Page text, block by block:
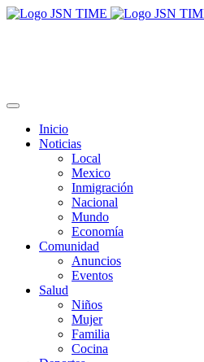
Inicio
Noticias
Local
Mexico
Inmigración
Nacional
Mundo
Economía
Comunidad
Anuncios
Eventos
Salud
Niños
Mujer
Familia
Cocina